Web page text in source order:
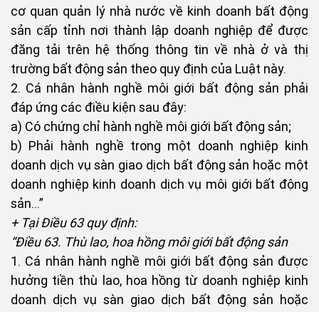
cơ quan quản lý nhà nước về kinh doanh bất động
sản cấp tỉnh nơi thành lập doanh nghiệp để được
đăng tải trên hệ thống thông tin về nhà ở và thị
trường bất động sản theo quy định của Luật này.
2. Cá nhân hành nghề môi giới bất động sản phải
đáp ứng các điều kiện sau đây:
a) Có chứng chỉ hành nghề môi giới bất động sản;
b) Phải hành nghề trong một doanh nghiệp kinh
doanh dịch vụ sàn giao dịch bất động sản hoặc một
doanh nghiệp kinh doanh dịch vụ môi giới bất động
sản...”
+ Tại Điều 63 quy định:
“Điều 63. Thù lao, hoa hồng môi giới bất động sản
1. Cá nhân hành nghề môi giới bất động sản được
hưởng tiền thù lao, hoa hồng từ doanh nghiệp kinh
doanh dịch vụ sàn giao dịch bất động sản hoặc